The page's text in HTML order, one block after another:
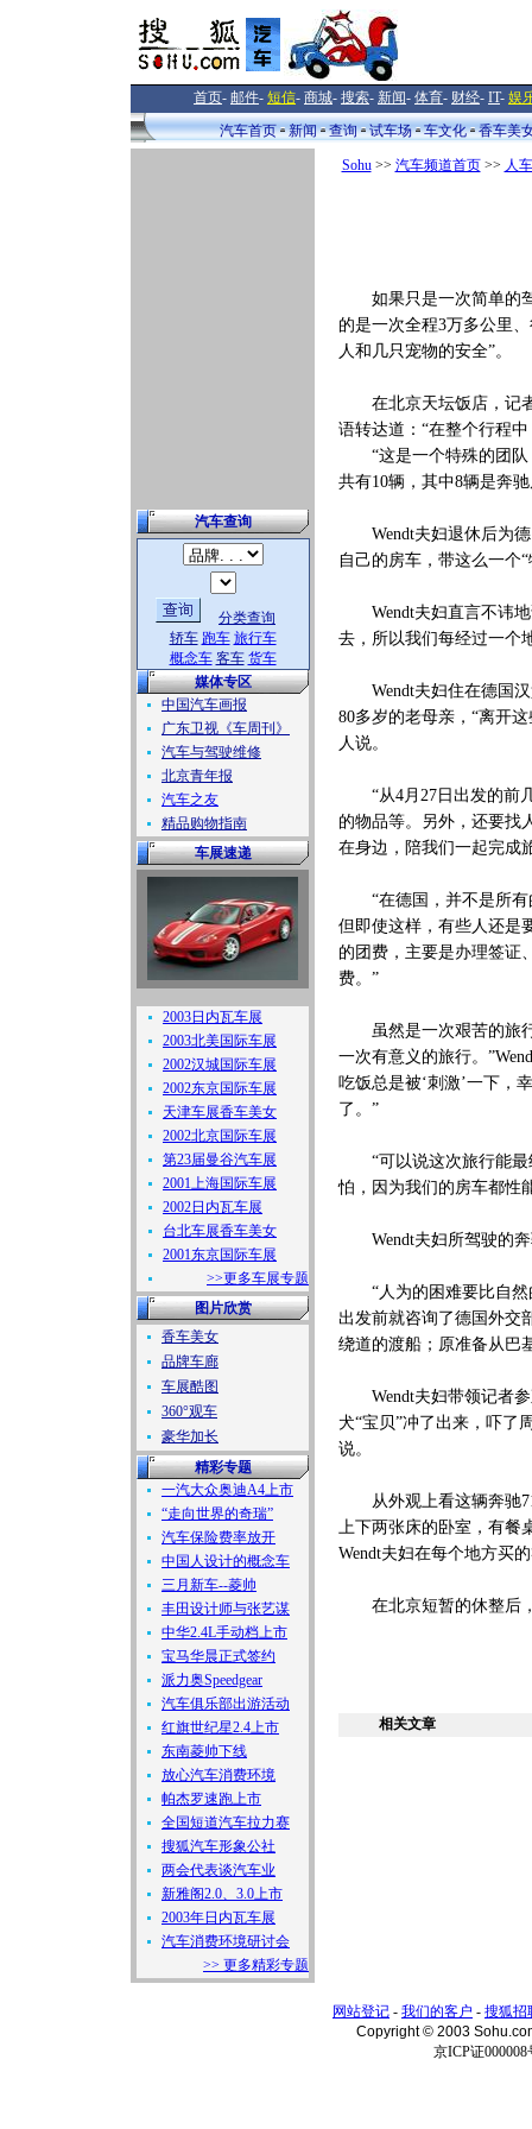
首页- 邮件- 短信- 商城- 搜索- 新闻- 体育- 财经- IT- 娱
汽车首页
新闻 查询 试车场 车文化 香车美
汽车查询
分类查询
轿车 跑车 旅行车
概念车 客车 货车
媒体专区
中国汽车画报
广东卫视《车周刊》
汽车与驾驶维修
北京青年报
汽车之友
精品购物指南
车展速递
2003日内瓦车展
2003北美国际车展
2002汉城国际车展
2002东京国际车展
天津车展香车美女
2002北京国际车展
第23届曼谷汽车展
2001上海国际车展
2002日内瓦车展
台北车展香车美女
2001东京国际车展
>>更多车展专题
图片欣赏
香车美女
品牌车廊
车展酷图
360°观车
豪华加长
精彩专题
一汽大众奥迪A4上市
“走向世界的奇瑞”
汽车保险费率放开
中国人设计的概念车
三月新车--菱帅
丰田设计师与张艺谋
中华2.4L手动档上市
宝马华晨正式签约
派力奥Speedgear
汽车俱乐部出游活动
红旗世纪星2.4上市
东南菱帅下线
放心汽车消费环境
帕杰罗速跑上市
全国短道汽车拉力赛
搜狐汽车形象公社
两会代表谈汽车业
新雅阁2.0、3.0上市
2003年日内瓦车展
汽车消费环境研讨会
>> 更多精彩专题
Sohu>> 汽车频道首页>> 人
如果只是一次简单的驾
的是一次全程3万多公里
人和几只宠物的安全”。
在北京天坛饭店，记者
语转达道：“在整个行程
“这是一个特殊的团队
共有10辆，其中8辆是奔
Wendt夫妇退休后为德
自己的房车，带这么一个
Wendt夫妇直言不讳地
去，所以我们每经过一个
Wendt夫妇住在德国汉
80多岁的老母亲，“离开
人说。
“从4月27日出发的前几
的物品等。另外，还要找
在身边，陪我们一起完成
“在德国，并不是所有
但即使这样，有些人还是
的团费，主要是办理签证
费。”
虽然是一次艰苦的旅行
一次有意义的旅行。
吃饭总是被‘刺激’一下，
了。”
“可以说这次旅行能最
怕，因为我们的房车都性
Wendt夫妇所驾驶的奔
“人为的困难要比自然
出发前就咨询了德国外交
绕道的渡船；原准备从巴
Wendt夫妇带领记者参
犬“宝贝”冲了出来，吓了
说。
从外观上看这辆奔驰
上下两张床的卧室，有餐
Wendt夫妇在每个地方买
在北京短暂的休整后，
相关文章
网站登记 - 我们的客户 - 搜狐招
Copyright © 2003
京ICP证